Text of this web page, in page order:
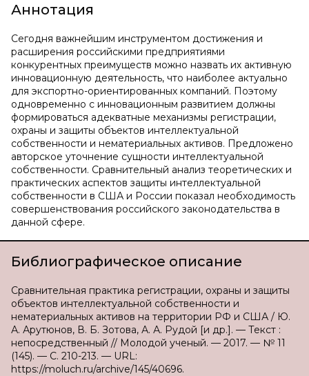
Аннотация
Сегодня важнейшим инструментом достижения и
расширения российскими предприятиями
конкурентных преимуществ можно назвать их активную
инновационную деятельность, что наиболее актуально
для экспортно-ориентированных компаний. Поэтому
одновременно с инновационным развитием должны
формироваться адекватные механизмы регистрации,
охраны и защиты объектов интеллектуальной
собственности и нематериальных активов. Предложено
авторское уточнение сущности интеллектуальной
собственности. Сравнительный анализ теоретических и
практических аспектов защиты интеллектуальной
собственности в США и России показал необходимость
совершенствования российского законодательства в
данной сфере.
Библиографическое описание
Сравнительная практика регистрации, охраны и защиты
объектов интеллектуальной собственности и
нематериальных активов на территории РФ и США / Ю.
А. Арутюнов, В. Б. Зотова, А. А. Рудой [и др.]. — Текст :
непосредственный // Молодой ученый. — 2017. — № 11
(145). — С. 210-213. — URL:
https://moluch.ru/archive/145/40696.